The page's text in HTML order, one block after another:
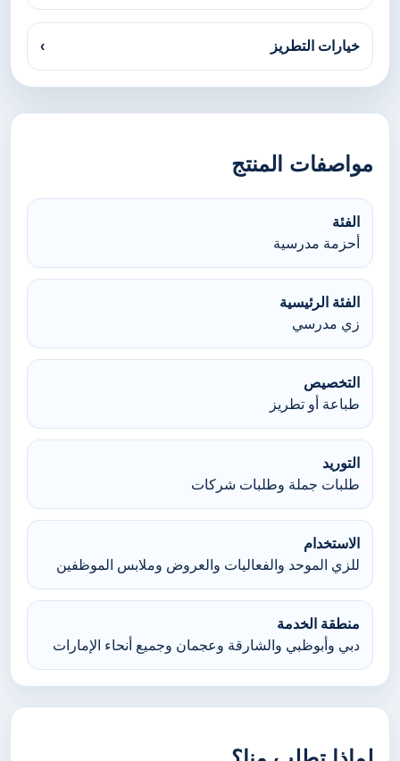
خيارات التطريز ›
مواصفات المنتج
الفئة
أحزمة مدرسية
الفئة الرئيسية
زي مدرسي
التخصيص
طباعة أو تطريز
التوريد
طلبات جملة وطلبات شركات
الاستخدام
للزي الموحد والفعاليات والعروض وملابس الموظفين
منطقة الخدمة
دبي وأبوظبي والشارقة وعجمان وجميع أنحاء الإمارات